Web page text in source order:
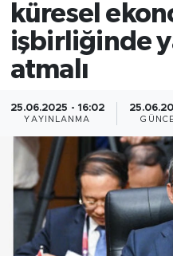
küresel
işbirliğinde
atmalı
25.06.2025 - 16:02
YAYINLANMA
Kültür - Sanat ve
Yaşam
Bilim ve Teknoloji
Çin Fuarları
Gündem
Video